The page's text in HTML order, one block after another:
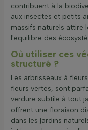
contribuent à la
aux insectes et petits
massifs naturels attire
l'équilibre des
Où utiliser ces
structuré ?
Les arbrisseaux à
fleurs vertes, sont
verdure subtile à tout
offrent une floraison
dans les jardins